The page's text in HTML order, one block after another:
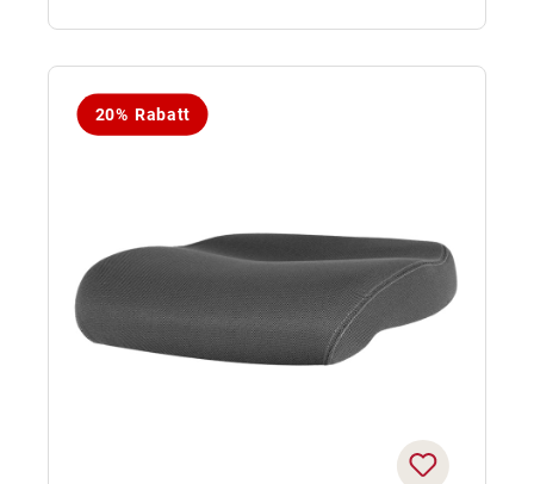
20% Rabatt